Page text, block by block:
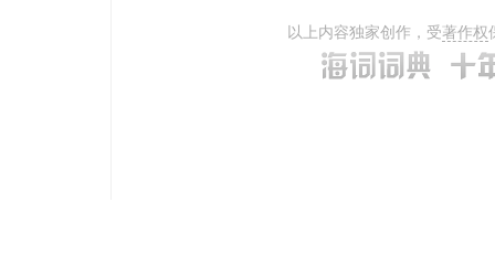
以上内容独家创作，受著作权